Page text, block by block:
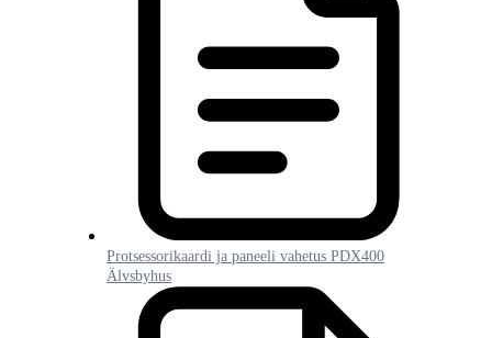
Protsessorikaardi ja paneeli vahetus PDX400
Älvsbyhus